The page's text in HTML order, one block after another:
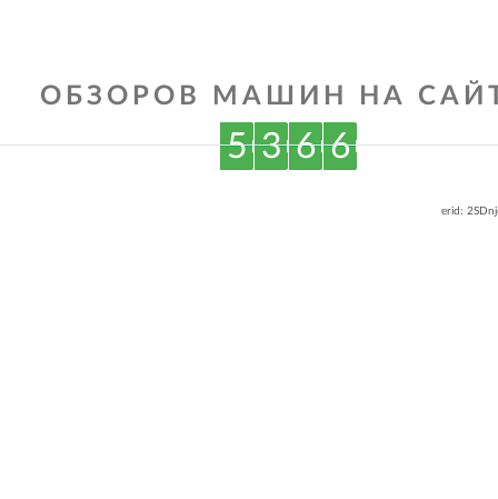
ОБЗОРОВ МАШИН НА
5 3 6 6
erid: